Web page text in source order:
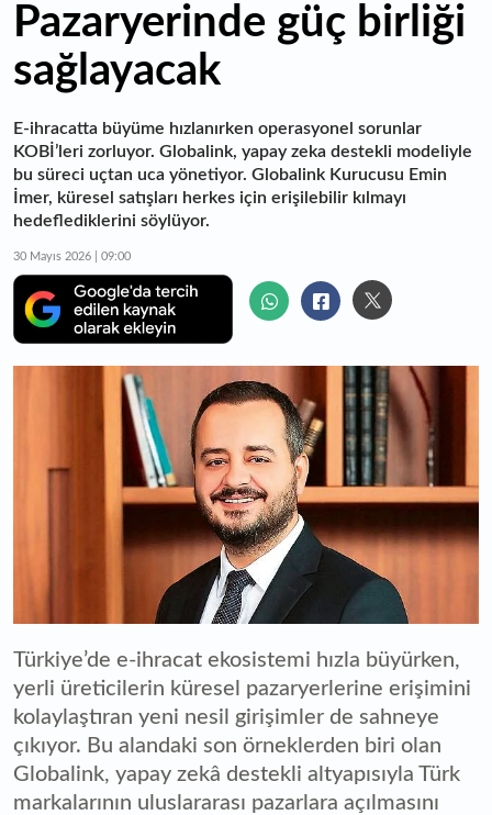
Pazaryerinde güç birliği
sağlayacak
E-ihracatta büyüme hızlanırken operasyonel sorunlar
KOBİ’leri zorluyor. Globalink, yapay zeka destekli modeliyle
bu süreci uçtan uca yönetiyor. Globalink Kurucusu Emin
İmer, küresel satışları herkes için erişilebilir kılmayı
hedeflediklerini söylüyor.
30 Mayıs 2026 | 09:00
Türkiye’de e-ihracat ekosistemi hızla büyürken,
yerli üreticilerin küresel pazaryerlerine erişimini
kolaylaştıran yeni nesil girişimler de sahneye
çıkıyor. Bu alandaki son örneklerden biri olan
Globalink, yapay zekâ destekli altyapısıyla Türk
markalarının uluslararası pazarlara açılmasını